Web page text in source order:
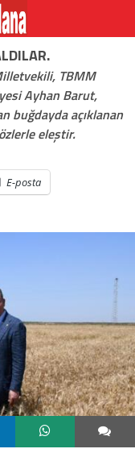
TBMM
Ayhan Barut,
buğdayda açıklanan
eleştir.
E-posta